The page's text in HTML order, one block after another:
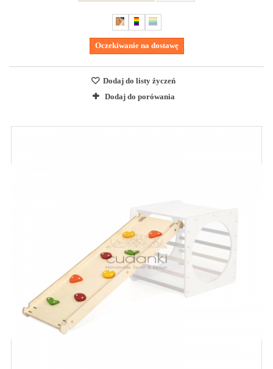
Oczekiwanie na dostawę
Dodaj do listy życzeń
Dodaj do porówania